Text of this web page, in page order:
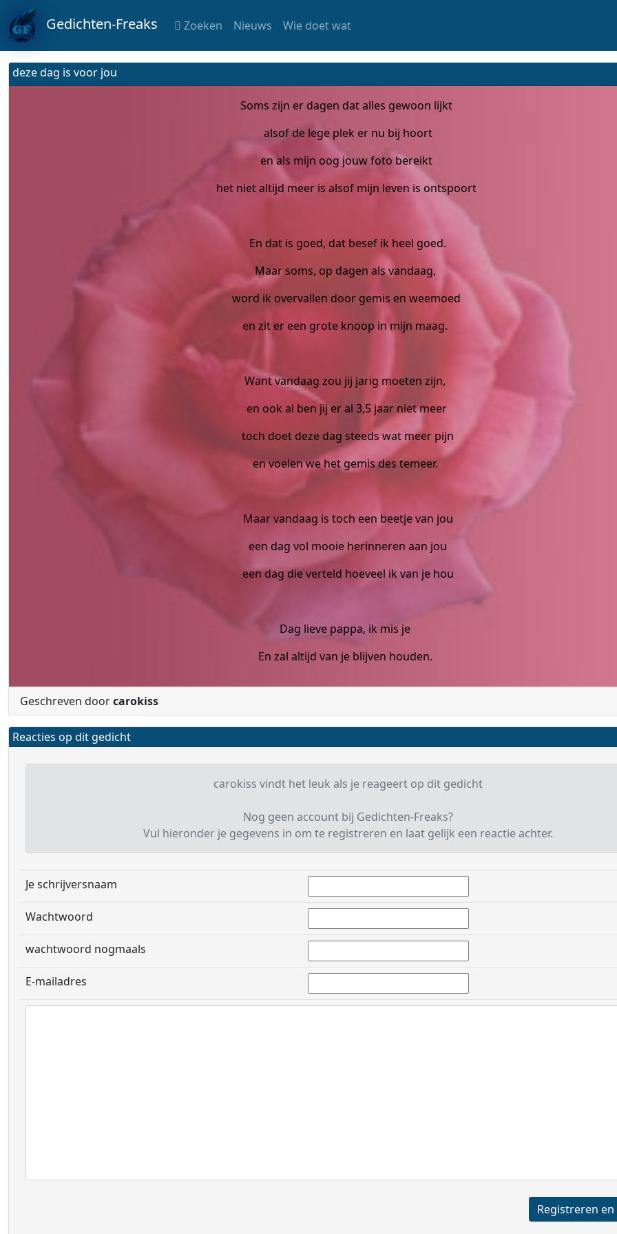
Gedichten-Freaks Zoeken Nieuws Wie doet wat
deze dag is voor jou
Soms zijn er dagen dat alles gewoon lijkt
alsof de lege plek er nu bij hoort
en als mijn oog jouw foto bereikt
het niet altijd meer is alsof mijn leven is ontspoort
En dat is goed, dat besef ik heel goed.
Maar soms, op dagen als vandaag,
word ik overvallen door gemis en weemoed
en zit er een grote knoop in mijn maag.
Want vandaag zou jij jarig moeten zijn,
en ook al ben jij er al 3,5 jaar niet meer
toch doet deze dag steeds wat meer pijn
en voelen we het gemis des temeer.
Maar vandaag is toch een beetje van jou
een dag vol mooie herinneren aan jou
een dag die verteld hoeveel ik van je hou
Dag lieve pappa, ik mis je
En zal altijd van je blijven houden.
Geschreven doorcarokiss
Reacties op dit gedicht
carokiss vindt het leuk als je reageert op dit gedicht
Nog geen account bij Gedichten-Freaks?
Vul hieronder je gegevens in om te registreren en laat gelijk een reactie achter.
Je schrijversnaam
Wachtwoord
wachtwoord nogmaals
E-mailadres